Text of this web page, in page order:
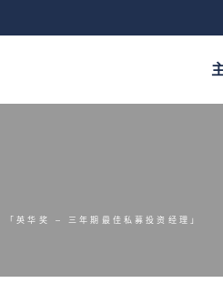
「英华奖 – 三年期最佳私募投资经理」